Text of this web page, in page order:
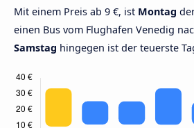
Mit einem Preis ab 9 €, ist Montag
einen Bus vom Flughafen Venedig
Samstag hingegen ist der teuerste